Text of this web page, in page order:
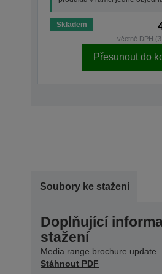
Skladem
včetně DPH
Přesunout do
Soubory ke stažení
Doplňující
stažení
Media range brochure update
Stáhnout PDF